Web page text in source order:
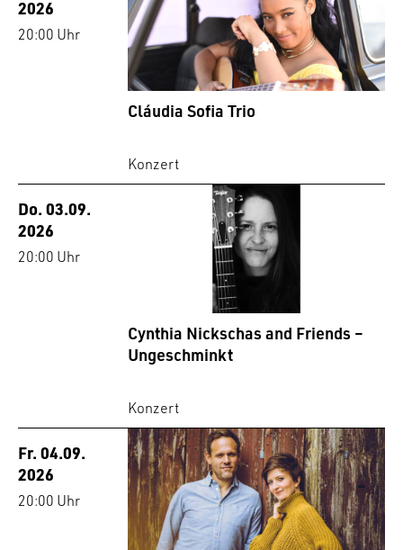
2026
20:00 Uhr
Cláudia Sofia Trio
Konzert
Do. 03.09.
2026
20:00 Uhr
Cynthia Nickschas and Friends –
Ungeschminkt
Konzert
Fr. 04.09.
2026
20:00 Uhr